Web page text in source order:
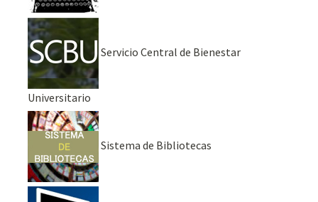
Servicio Central de Bienestar
Universitario
Sistema de Bibliotecas